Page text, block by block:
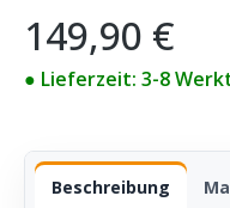
Regulärer Preis:
149,90 €
● Lieferzeit: 3-8
Beschreibung